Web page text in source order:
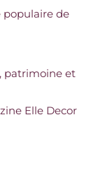
populaire de
patrimoine et
Elle Decor